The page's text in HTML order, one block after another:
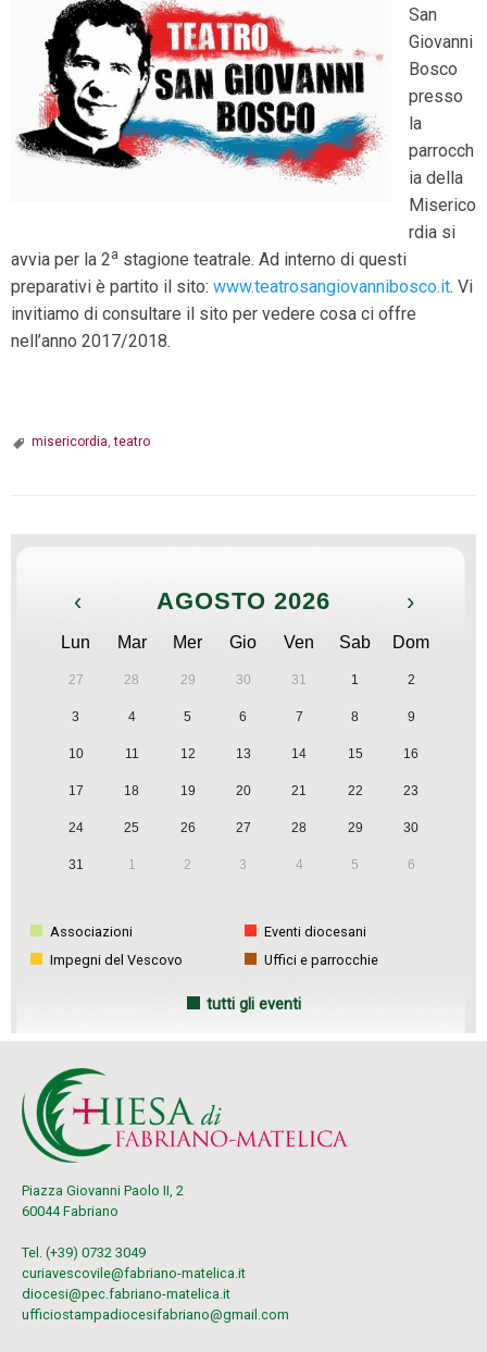
San
Giovanni
Bosco
presso
la
parrocch
ia della
Miserico
rdia si
avvia per la 2a stagione teatrale. Ad interno di questi
preparativi è partito il sito: www.teatrosangiovannibosco.it. Vi
invitiamo di consultare il sito per vedere cosa ci offre
nell’anno 2017/2018.
misericordia,teatro
‹ AGOSTO 2026 ›
Lun Mar Mer Gio Ven Sab Dom
27 28 29 30 31 1 2
3 4 5 6 7 8 9
10 11 12 13 14 15 16
17 18 19 20 21 22 23
24 25 26 27 28 29 30
31 1 2 3 4 5 6
Associazioni
Eventi diocesani
Impegni del Vescovo
Uffici e parrocchie
tutti gli eventi
Piazza Giovanni Paolo II, 2
60044 Fabriano
Tel. (+39) 0732 3049
curiavescovile@fabriano-matelica.it
diocesi@pec.fabriano-matelica.it
ufficiostampadiocesifabriano@gmail.com